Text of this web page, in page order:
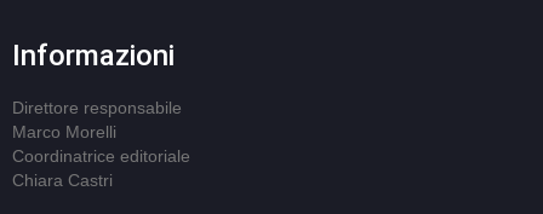
Informazioni
Direttore responsabile
Marco Morelli
Coordinatrice editoriale
Chiara Castri